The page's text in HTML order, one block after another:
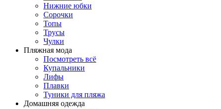
Нижние юбки
Сорочки
Топы
Трусы
Чулки
Пляжная мода
Посмотреть всё
Купальники
Лифы
Плавки
Туники для пляжа
Домашняя одежда